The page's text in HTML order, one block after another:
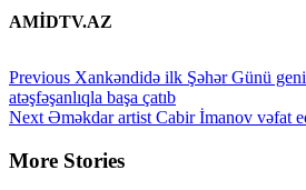
AMİDTV.AZ
Continue
Reading
Previous Xankəndidə ilk Şəhər Günü
atəşfəşanlıqla başa çatıb
Next Əməkdar artist Cabir İmanov vəfat
More Stories